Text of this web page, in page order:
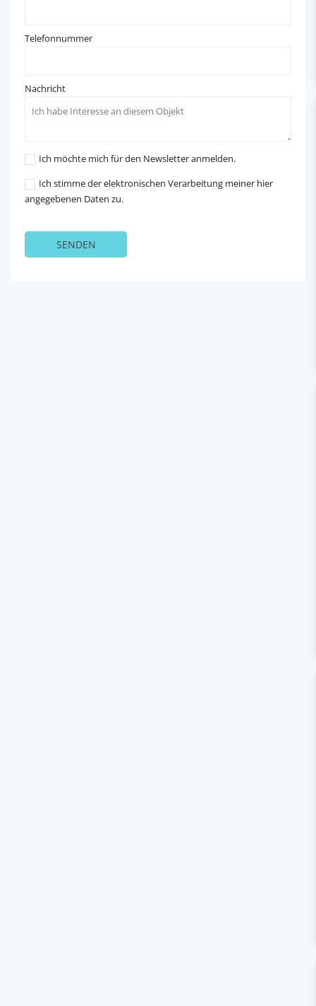
Telefonnummer
Nachricht
Ich möchte mich für den Newsletter anmelden.
Ich stimme der elektronischen Verarbeitung meiner hier
angegebenen Daten zu.